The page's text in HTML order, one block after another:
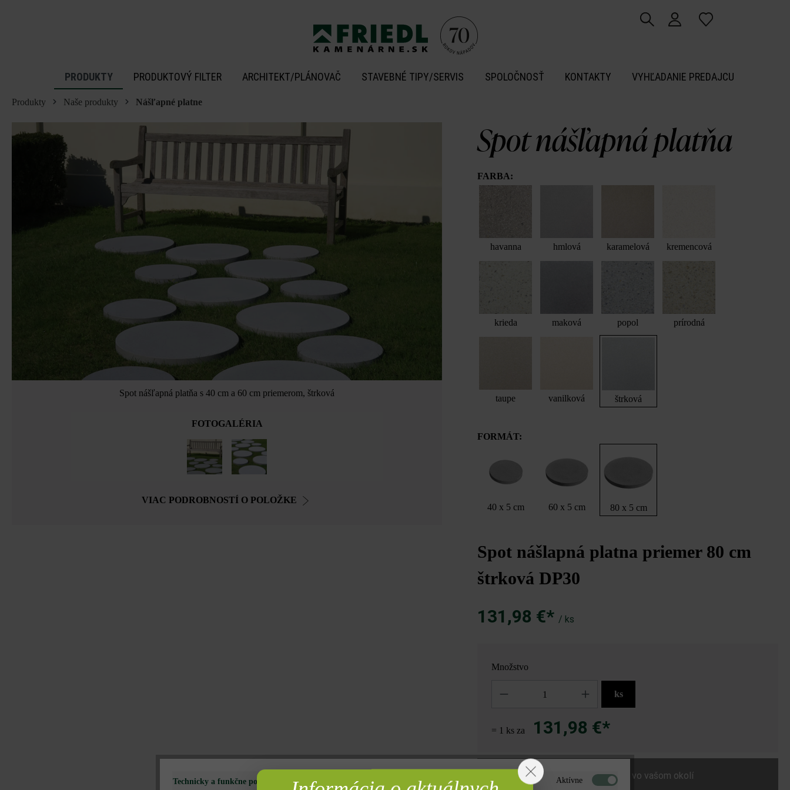
PRODUKTY PRODUKTOVÝ FILTER ARCHITEKT/PLÁNOVAČ STAVEBNÉ TIPY/SERVIS SPOLOČNOSŤ KONTAKTY VYHĽADANIE PREDAJCU
Produkty Naše produkty Nášľapné platne
Spot nášľapná platňa s 40 cm a 60 cm priemerom, štrková
FOTOGALÉRIA
VIAC PODROBNOSTÍ O POLOŽKE
Spot nášľapná platňa
FARBA:
havanna hmlová karamelová kremencová
krieda maková popol prírodná
taupe vanilková štrková
FORMÁT:
40 x 5 cm 60 x 5 cm 80 x 5 cm
Spot nášlapná platna priemer 80 cm
štrková DP30
131,98 €* / ks
Množstvo
ks
= 1 ks za 131,98 €*
Nájdite predajcu vo vašom okolí
Technicky a funkčne potrebné Aktívne